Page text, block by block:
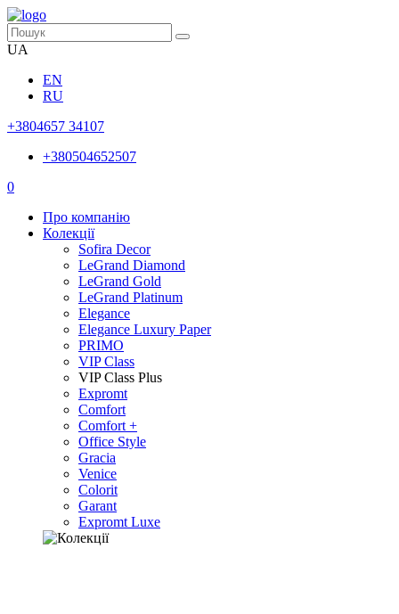
UA
EN
RU
+3804657 34107
+380504652507
0
Про компанію
Колекції
Sofira Decor
LeGrand Diamond
LeGrand Gold
LeGrand Platinum
Elegance
Elegance Luxury Paper
PRIMO
VIP Class
VIP Class Plus
Expromt
Comfort
Comfort +
Office Style
Gracia
Venice
Colorit
Garant
Expromt Luxe